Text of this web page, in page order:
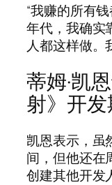
“我赚的所有
年代，我确实
人都这样做。
蒂姆·凯
射》开
凯恩表示，虽
间，但他还在
创建其他开发